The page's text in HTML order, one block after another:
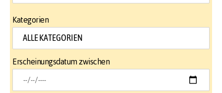
Kategorien
Erscheinungsdatum zwischen